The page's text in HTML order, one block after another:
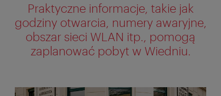
Praktyczne informacje, takie jak
godziny otwarcia, numery awaryjne,
obszar sieci WLAN itp., pomogą
zaplanować pobyt w Wiedniu.